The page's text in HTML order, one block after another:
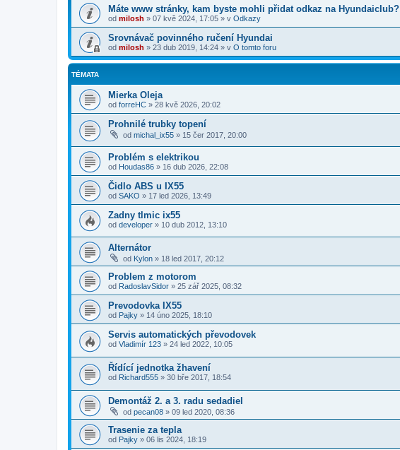
Máte www stránky, kam byste mohli přidat odkaz na Hyundaiclub?
od milosh » 07 kvě 2024, 17:05 » v Odkazy
Srovnávač povinného ručení Hyundai
od milosh » 23 dub 2019, 14:24 » v O tomto foru
TÉMATA
Mierka Oleja
od forreHC » 28 kvě 2026, 20:02
Prohnilé trubky topení
od michal_ix55 » 15 čer 2017, 20:00
Problém s elektrikou
od Houdas86 » 16 dub 2026, 22:08
Čidlo ABS u IX55
od SAKO » 17 led 2026, 13:49
Zadny tlmic ix55
od developer » 10 dub 2012, 13:10
Alternátor
od Kylon » 18 led 2017, 20:12
Problem z motorom
od RadoslavSidor » 25 zář 2025, 08:32
Prevodovka IX55
od Pajky » 14 úno 2025, 18:10
Servis automatických převodovek
od Vladimír 123 » 24 led 2022, 10:05
Řídící jednotka žhavení
od Richard555 » 30 bře 2017, 18:54
Demontáž 2. a 3. radu sedadiel
od pecan08 » 09 led 2020, 08:36
Trasenie za tepla
od Pajky » 06 lis 2024, 18:19